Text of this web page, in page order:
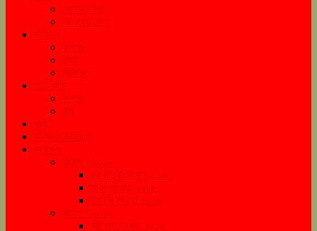
দেশের খেলা
বিদেশের খেলা
সাহিত্য
কবিতা
গদ্য
প্রবন্ধ
কচি-কাঁচা
কবিতা
গল্প
কৃষি
বানিজ্য/বিনিয়োগ
সংরক্ষণ
সংরক্ষণ ২০১৮
রথ যাত্রা সংখ্যা ২০১৮
শারদ সংখ্যা ২০১৮
বড়দিন সংখ্যা ২০১৮
সংরক্ষণ ২০১৯
বইমেলা সংখ্যা ২০১৯